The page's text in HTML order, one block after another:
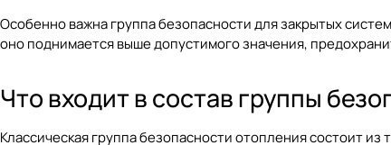
Особенно важна группа безопасности для закрытых
оно поднимается выше допустимого значения,
Что входит в состав группы
Классическая группа безопасности отопления состоит